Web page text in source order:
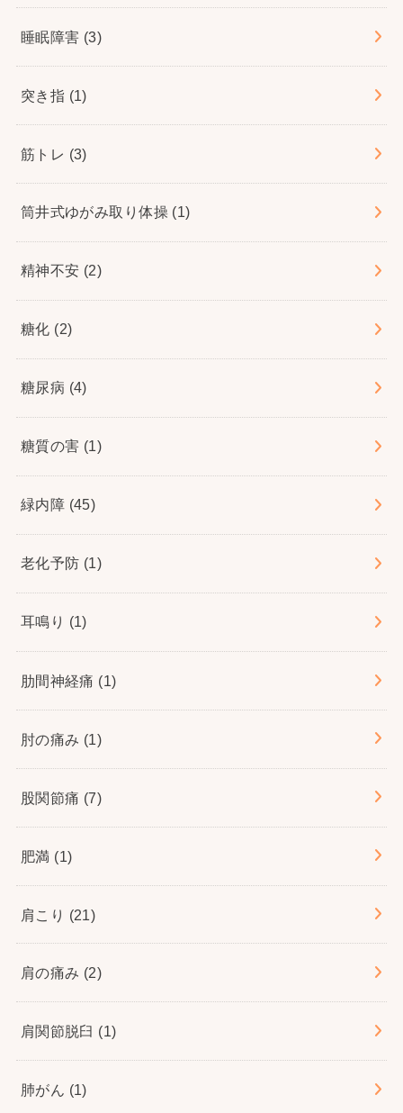
睡眠障害 (3)
突き指 (1)
筋トレ (3)
筒井式ゆがみ取り体操 (1)
精神不安 (2)
糖化 (2)
糖尿病 (4)
糖質の害 (1)
緑内障 (45)
老化予防 (1)
耳鳴り (1)
肋間神経痛 (1)
肘の痛み (1)
股関節痛 (7)
肥満 (1)
肩こり (21)
肩の痛み (2)
肩関節脱臼 (1)
肺がん (1)